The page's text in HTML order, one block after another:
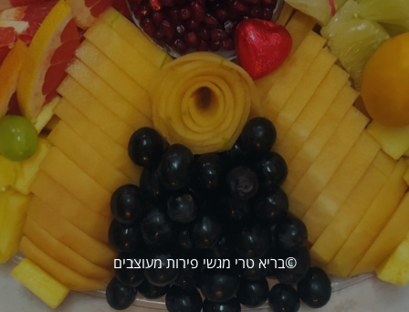
©בריא טרי מגשי פירות מעוצבים